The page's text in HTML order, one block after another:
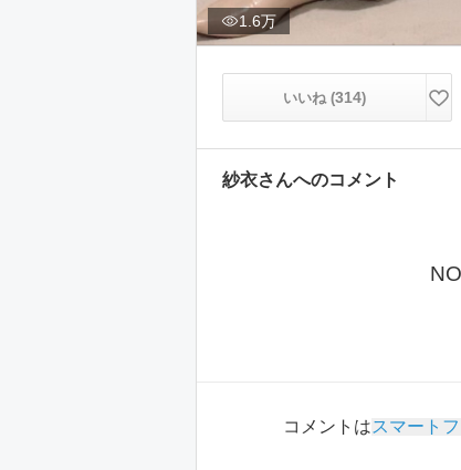
1.6万
いいね (314)
紗衣さんへのコメント
コメントはスマート